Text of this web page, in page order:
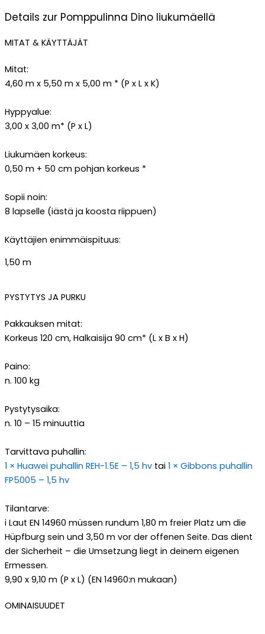
Details zur Pomppulinna Dino liukumäellä
MITAT & KÄYTTÄJÄT
Mitat:
4,60 m x 5,50 m x 5,00 m * (P x L x K)
Hyppyalue:
3,00 x 3,00 m* (P x L)
Liukumäen korkeus:
0,50 m + 50 cm pohjan korkeus *
Sopii noin:
8 lapselle (iästä ja koosta riippuen)
Käyttäjien enimmäispituus:
1,50 m
PYSTYTYS JA PURKU
Pakkauksen mitat:
Korkeus 120 cm, Halkaisija 90 cm* (L x B x H)
Paino:
n. 100 kg
Pystytysaika:
n. 10 – 15 minuuttia
Tarvittava puhallin:
1 × Huawei puhallin REH-1.5E – 1,5 hv tai 1 × Gibbons puhallin
FP5005 – 1,5 hv
Tilantarve:
i Laut EN 14960 müssen rundum 1,80 m freier Platz um die
Hüpfburg sein und 3,50 m vor der offenen Seite. Das dient
der Sicherheit – die Umsetzung liegt in deinem eigenen
Ermessen.
9,90 x 9,10 m (P x L) (EN 14960:n mukaan)
OMINAISUUDET